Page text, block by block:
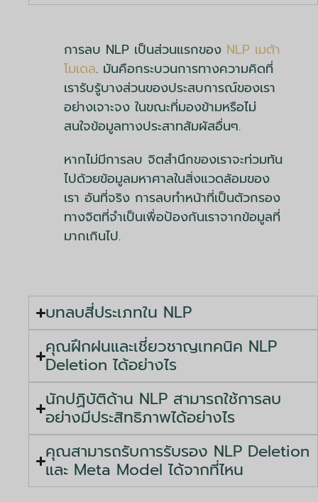
การลบ NLP เป็นส่วนแรกของ NLP เมต้า
โมเดล. มันคือกระบวนการทางความคิดที่
เรารับรู้บางส่วนของประสบการณ์ของเรา
อย่างเจาะจง ในขณะที่มองข้ามหรือไม่
สนใจข้อมูลทางประสาทสัมผัสอื่นๆ.
หากไม่มีการลบ จิตสำนึกของเราจะท่วมท้น
ไปด้วยข้อมูลมหาศาลในสิ่งแวดล้อมของ
เรา อันที่จริง การลบทำหน้าที่เป็นตัวกรอง
ทางจิตที่จำเป็นเพื่อป้องกันเราจากข้อมูลที่
มากเกินไป.
บทลบสี่ประเภทใน NLP
คุณฝึกฝนและเชี่ยวชาญเทคนิค NLP
Deletion ได้อย่างไร
นักปฏิบัติด้าน NLP สามารถใช้การลบ
อย่างมีประสิทธิภาพได้อย่างไร
คุณสามารถรับการรับรอง NLP Deletion
และ Meta Model ได้จากที่ไหน